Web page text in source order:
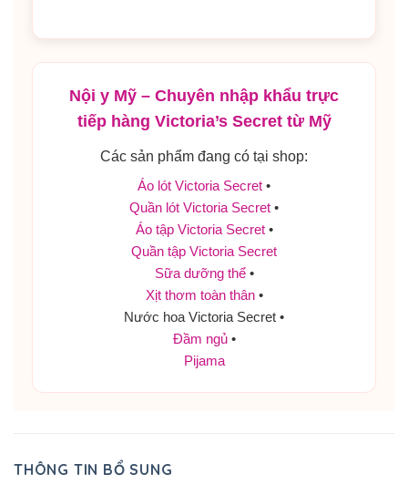
Nội y Mỹ – Chuyên nhập khẩu trực
tiếp hàng Victoria’s Secret từ Mỹ
Các sản phẩm đang có tại shop:
Áo lót Victoria Secret •
Quần lót Victoria Secret •
Áo tập Victoria Secret•
Quần tập Victoria Secret
Sữa dưỡng thể•
Xịt thơm toàn thân•
Nước hoa Victoria Secret •
Đầm ngủ•
Pijama
THÔNG TIN BỔ SUNG